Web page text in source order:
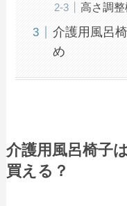
高さ調整
介護用風呂
め
介護用風呂椅子
買える？